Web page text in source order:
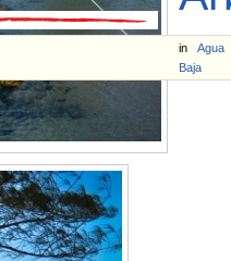
in
Agua
Baja